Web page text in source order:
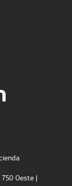
Oeste |